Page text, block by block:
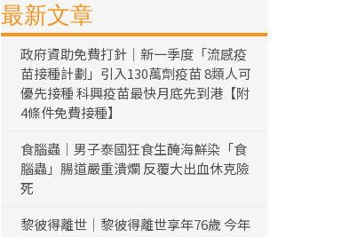
最新文章
政府資助免費打針｜新一季度「流感疫
苗接種計劃」引入130萬劑疫苗 8類人可
優先接種 科興疫苗最快月底先到港【附
4條件免費接種】
食腦蟲｜男子泰國狂食生醃海鮮染「食
腦蟲」腸道嚴重潰爛 反覆大出血休克險
死
黎彼得離世｜黎彼得離世享年76歲 今年